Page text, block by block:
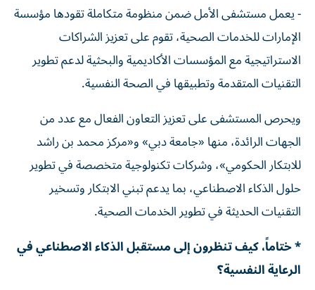
- يعمل مستشفى الأمل ضمن منظومة متكاملة تقودها مؤسسة
الإمارات للخدمات الصحية، تقوم على تعزيز الشراكات
الاستراتيجية مع المؤسسات الأكاديمية والبحثية لدعم تطوير
التقنيات المتقدمة وتطبيقها في الصحة النفسية.
ويحرص المستشفى على تعزيز التعاون الفعال مع عدد من
الجهات الرائدة، منها «جامعة دبي» و«مركز محمد بن راشد
للابتكار الحكومي»، وشركات تكنولوجية متخصصة في تطوير
حلول الذكاء الاصطناعي، بما يدعم تبني الابتكار وتسخير
التقنيات الحديثة في تطوير الخدمات الصحية.
* ختاماً، كيف تنظرون إلى مستقبل الذكاء الاصطناعي في
الرعاية النفسية؟